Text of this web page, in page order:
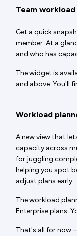
Team
Get a quick
member. At a
and who has
The widget is
and above. You'll
Workload
A new view that
capacity across
for juggling
helping you spot
adjust plans early.
The workload
Enterprise plans.
That's all for now